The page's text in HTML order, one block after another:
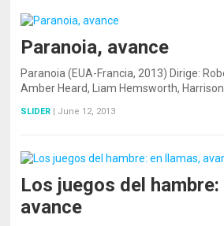
Paranoia, avance
Paranoia (EUA-Francia, 2013) Dirige:
Amber Heard, Liam Hemsworth, Harrison
SLIDER | June 12, 2013
Los juegos del
avance